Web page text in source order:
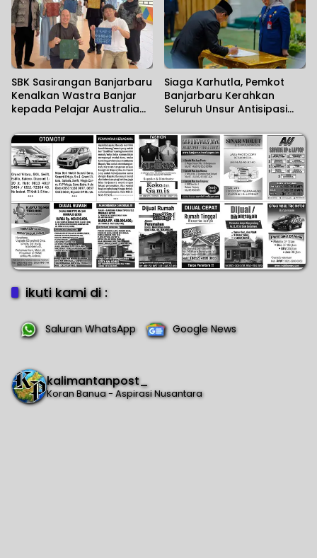
SBK Sasirangan Banjarbaru
Kenalkan Wastra Banjar
kepada Pelajar Australia
Siaga Karhutla, Pemkot
Banjarbaru Kerahkan
Seluruh Unsur Antisipasi
ikuti kami di :
Saluran WhatsApp Google News
kalimantanpost_
Koran Banua - Aspirasi Nusantara